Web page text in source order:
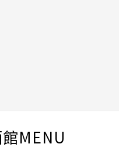
申請
MENU